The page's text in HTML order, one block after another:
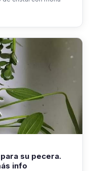
su pecera.
info